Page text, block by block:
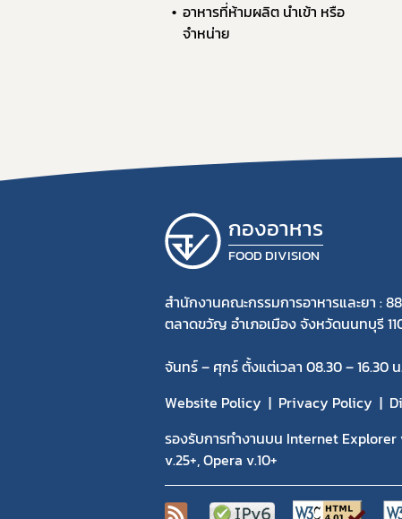
อาหารที่ห้ามผลิต นำเข้า หรือ
จำหน่าย
กองอาหาร
FOOD DIVISION
สำนักงานคณะกรรมการอาหารและยา :
ตลาดขวัญ อำเภอเมือง จังหวัดนนทบุรี
จันทร์ – ศุกร์ ตั้งแต่เวลา 08.30 – 16.30
Website Policy
Privacy Policy
รองรับการทำงานบน Internet Explorer
v.25+, Opera v.10+